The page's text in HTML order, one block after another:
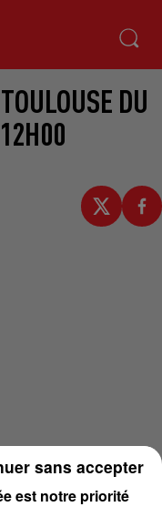
DU
est notre priorité
sans accepter